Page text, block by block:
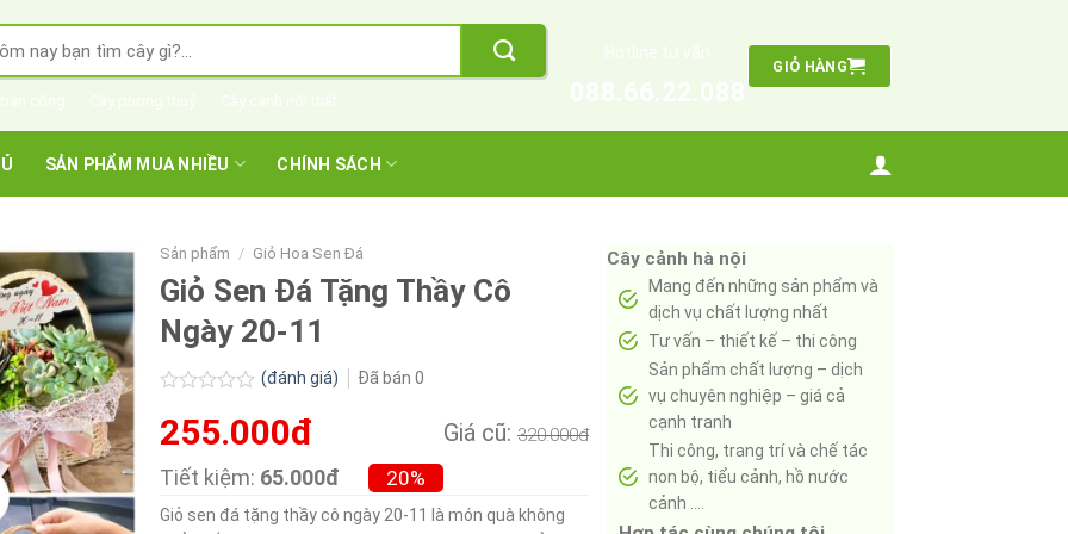
GIỎ HÀNG
SẢN PHẨM MUA NHIỀU CHÍNH SÁCH
Sản phẩm / Giỏ Hoa Sen Đá
Giỏ Sen Đá Tặng Thầy Cô
Ngày 20-11
xếp
hạng
5
sao
(đánh giá) Đã bán 0
255.000đ Giá cũ: 320.000đ
Tiết kiệm: 65.000đ 20%
Giỏ sen đá tặng thầy cô ngày 20-11 là món quà không
Cây cảnh hà nội
Mang đến những sản phẩm và
dịch vụ chất lượng nhất
Tư vấn – thiết kế – thi công
Sản phẩm chất lượng – dịch
vụ chuyên nghiệp – giá cả
cạnh tranh
Thi công, trang trí và chế tác
non bộ, tiểu cảnh, hồ nước
cảnh ….